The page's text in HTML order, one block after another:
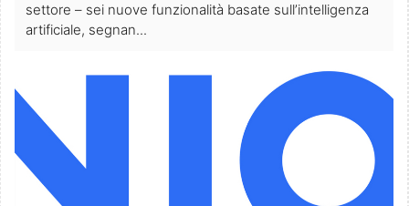
settore – sei nuove funzionalità basate sull’intelligenza
artificiale, segnan...